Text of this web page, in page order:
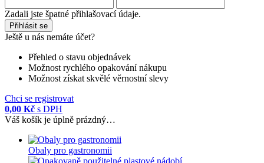
Zadali jste špatné přihlašovací údaje.
Ještě u nás nemáte účet?
Přehled o stavu objednávek
Možnost rychlého opakování nákupu
Možnost získat skvělé věrnostní slevy
Chci se registrovat
0,00 Kč s DPH
Váš košík je úplně prázdný…
Obaly pro gastronomii